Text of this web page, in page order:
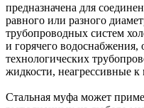
предназначена для
равного или разного
трубопроводных систем
и горячего водоснабжения,
технологических
жидкости, неагрессивные к
Стальная муфа может